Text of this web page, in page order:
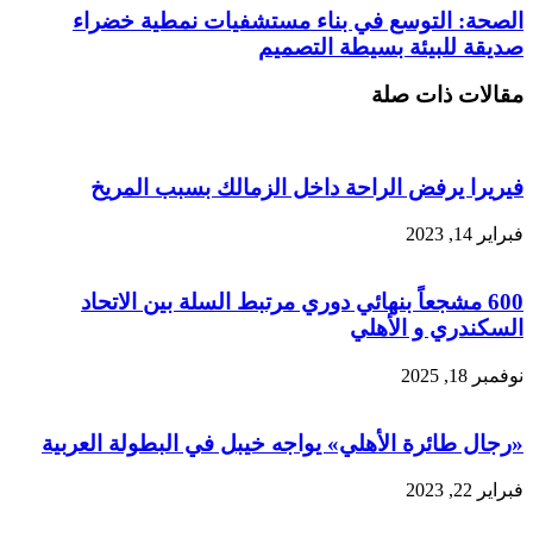
الصحة: التوسع في بناء مستشفيات نمطية خضراء
صديقة للبيئة بسيطة التصميم
مقالات ذات صلة
فيريرا يرفض الراحة داخل الزمالك بسبب المريخ
فبراير 14, 2023
600 مشجعاً بنهائي دوري مرتبط السلة بين الاتحاد
السكندري و الأهلي
نوفمبر 18, 2025
«رجال طائرة الأهلي» يواجه خيبل في البطولة العربية
فبراير 22, 2023